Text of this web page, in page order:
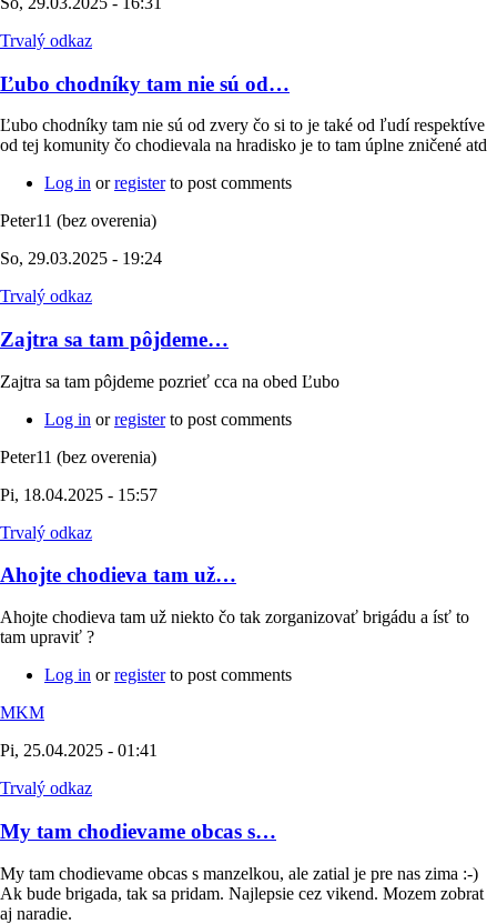
Trvalý odkaz
Ľubo chodníky tam nie sú od…
Ľubo chodníky tam nie sú od zvery čo si to je také od ľudí respektíve
od tej komunity čo chodievala na hradisko je to tam úplne zničené atd
Log in orregisterto post comments
Peter11 (bez overenia)
So, 29.03.2025 - 19:24
Trvalý odkaz
Zajtra sa tam pôjdeme…
Zajtra sa tam pôjdeme pozrieť cca na obed Ľubo
Log in orregisterto post comments
Peter11 (bez overenia)
Pi, 18.04.2025 - 15:57
Trvalý odkaz
Ahojte chodieva tam už…
Ahojte chodieva tam už niekto čo tak zorganizovať brigádu a ísť to
tam upraviť ?
Log in orregisterto post comments
MKM
Pi, 25.04.2025 - 01:41
Trvalý odkaz
My tam chodievame obcas s…
My tam chodievame obcas s manzelkou, ale zatial je pre nas zima :-)
Ak bude brigada, tak sa pridam. Najlepsie cez vikend. Mozem zobrat
aj naradie.